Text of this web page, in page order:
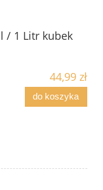
/ 1 Litr kubek
44,99 zł
do koszyka